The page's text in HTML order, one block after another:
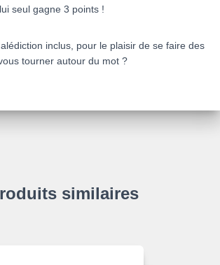
seul gagne 3 points !
inclus, pour le plaisir de se faire des
tourner autour du mot ?
similaires